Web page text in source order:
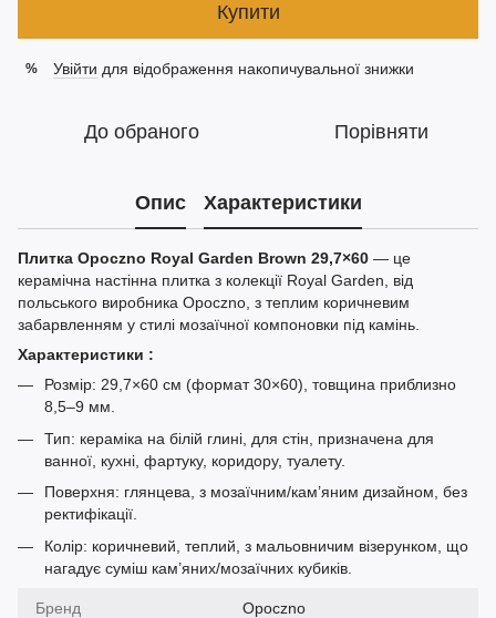
Купити
% Увійти для відображення накопичувальної знижки
До обраного Порівняти
Опис Характеристики
Плитка Opoczno Royal Garden Brown 29,7×60 — це
керамічна настінна плитка з колекції Royal Garden, від
польського виробника Opoczno, з теплим коричневим
забарвленням у стилі мозаїчної компоновки під камінь.
Характеристики :
Розмір: 29,7×60 см (формат 30×60), товщина приблизно
8,5–9 мм.
Тип: кераміка на білій глині, для стін, призначена для
ванної, кухні, фартуку, коридору, туалету.
Поверхня: глянцева, з мозаїчним/кам’яним дизайном, без
ректифікації.
Колір: коричневий, теплий, з мальовничим візерунком, що
нагадує суміш кам’яних/мозаїчних кубиків.
Бренд Opoczno